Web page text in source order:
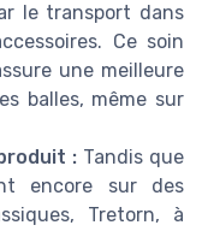
le transport dans
Ce soin
une meilleure
balles, même sur
: Tandis que
encore sur des
Tretorn, à